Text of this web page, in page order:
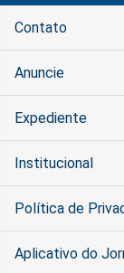
Contato
Anuncie
Expediente
Institucional
Política de
Aplicativo do